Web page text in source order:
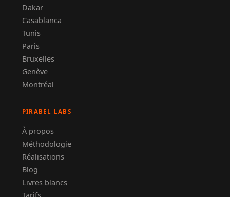
Dakar
Casablanca
Tunis
Paris
Bruxelles
Genève
Montréal
PIRABEL LABS
À propos
Méthodologie
Réalisations
Blog
Livres blancs